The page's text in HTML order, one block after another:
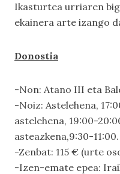
Ikasturtea urriaren
ekainera arte izango
Donostia
-Non: Atano III eta
-Noiz: Astelehena,
astelehena, 19:00-
asteazkena,9:30-11:00.
-Zenbat: 115 € (urte
-Izen-emate epea: